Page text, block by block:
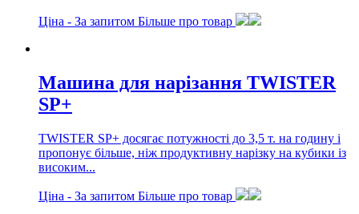
Ціна - За запитом Більше про товар
Машина для нарізання TWISTER
SP+
TWISTER SP+ досягає потужності до 3,5 т. на годину і
пропонує більше, ніж продуктивну нарізку на кубики із
високим...
Ціна - За запитом Більше про товар